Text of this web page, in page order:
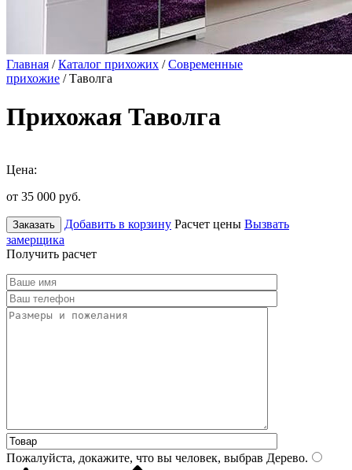
Главная /Каталог прихожих /Современные
прихожие / Таволга
Прихожая Таволга
Цена:
от 35 000 руб.
Заказать Добавить в корзину Расчет цены Вызвать
замерщика
Получить расчет
Пожалуйста, докажите, что вы человек, выбрав Дерево.